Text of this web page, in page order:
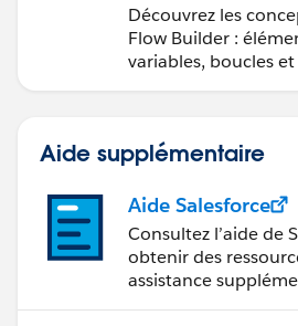
Découvrez les
Flow Builder :
variables, boucles
Aide supplémentaire
Aide Salesforce
Consultez l’aide de
obtenir des
assistance